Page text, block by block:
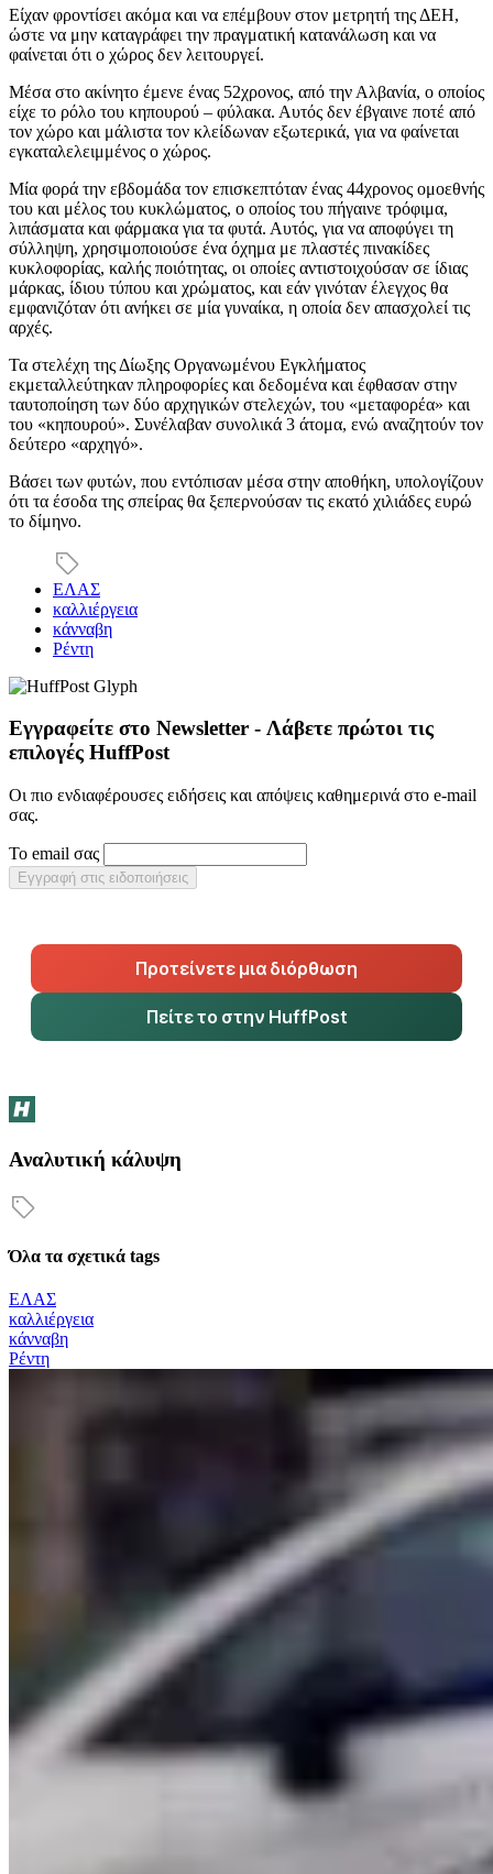
Είχαν φροντίσει ακόμα και να επέμβουν στον μετρητή της ΔΕΗ,
ώστε να μην καταγράφει την πραγματική κατανάλωση και να
φαίνεται ότι ο χώρος δεν λειτουργεί.
Μέσα στο ακίνητο έμενε ένας 52χρονος, από την Αλβανία, ο οποίος
είχε το ρόλο του κηπουρού – φύλακα. Αυτός δεν έβγαινε ποτέ από
τον χώρο και μάλιστα τον κλείδωναν εξωτερικά, για να φαίνεται
εγκαταλελειμμένος ο χώρος.
Μία φορά την εβδομάδα τον επισκεπτόταν ένας 44χρονος ομοεθνής
του και μέλος του κυκλώματος, ο οποίος του πήγαινε τρόφιμα,
λιπάσματα και φάρμακα για τα φυτά. Αυτός, για να αποφύγει τη
σύλληψη, χρησιμοποιούσε ένα όχημα με πλαστές πινακίδες
κυκλοφορίας, καλής ποιότητας, οι οποίες αντιστοιχούσαν σε ίδιας
μάρκας, ίδιου τύπου και χρώματος, και εάν γινόταν έλεγχος θα
εμφανιζόταν ότι ανήκει σε μία γυναίκα, η οποία δεν απασχολεί τις
αρχές.
Τα στελέχη της Δίωξης Οργανωμένου Εγκλήματος
εκμεταλλεύτηκαν πληροφορίες και δεδομένα και έφθασαν στην
ταυτοποίηση των δύο αρχηγικών στελεχών, του «μεταφορέα» και
του «κηπουρού». Συνέλαβαν συνολικά 3 άτομα, ενώ αναζητούν τον
δεύτερο «αρχηγό».
Βάσει των φυτών, που εντόπισαν μέσα στην αποθήκη, υπολογίζουν
ότι τα έσοδα της σπείρας θα ξεπερνούσαν τις εκατό χιλιάδες ευρώ
το δίμηνο.
ΕΛΑΣ
καλλιέργεια
κάνναβη
Ρέντη
Εγγραφείτε στο Newsletter - Λάβετε πρώτοι τις
επιλογές HuffPost
Οι πιο ενδιαφέρουσες ειδήσεις και απόψεις καθημερινά στο e-mail
σας.
Το email σας
Εγγραφή στις ειδοποιήσεις
Προτείνετε μια διόρθωση
Πείτε το στην HuffPost
Αναλυτική κάλυψη
Όλα τα σχετικά tags
ΕΛΑΣ
καλλιέργεια
κάνναβη
Ρέντη